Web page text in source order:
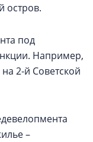
остров.
под
Например,
2-й Советской
–